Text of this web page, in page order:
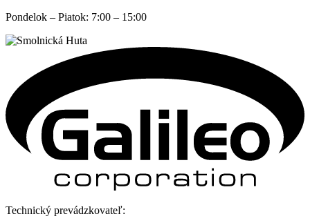
Pondelok – Piatok: 7:00 – 15:00
Technický prevádzkovateľ: